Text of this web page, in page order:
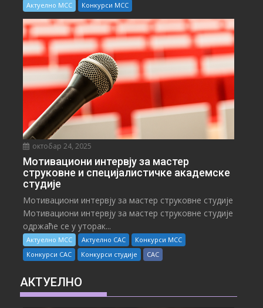
Актуелно МСС Конкурси МСС
октобар 24, 2025
Мотивациони интервју за мастер
струковне и специјалистичке академске
студије
Мотивациони интервју за мастер струковне студије
Мотивациони интервју за мастер струковне студије
одржаће се у уторак...
Актуелно МСС Актуелно САС
Конкурси МСС
Конкурси САС
Конкурси студије САС
АКТУЕЛНО